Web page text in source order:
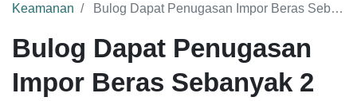
Keamanan Bulog Dapat Penugasan Impor Beras Sebanyak 2 Juta Ton
Bulog Dapat Penugasan
Impor Beras Sebanyak 2